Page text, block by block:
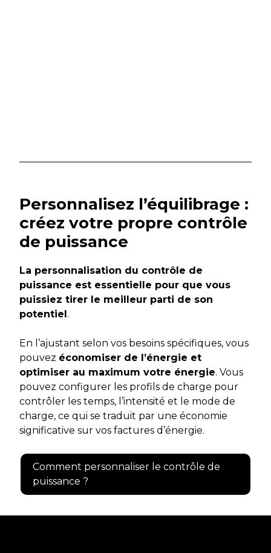
Personnalisez l’équilibrage :
créez votre propre contrôle
de puissance
La personnalisation du contrôle de
puissance est essentielle pour que vous
puissiez tirer le meilleur parti de son
potentiel.
En l’ajustant selon vos besoins spécifiques, vous
pouvez économiser de l’énergie et
optimiser au maximum votre énergie. Vous
pouvez configurer les profils de charge pour
contrôler les temps, l’intensité et le mode de
charge, ce qui se traduit par une économie
significative sur vos factures d’énergie.
Comment personnaliser le contrôle de
puissance ?